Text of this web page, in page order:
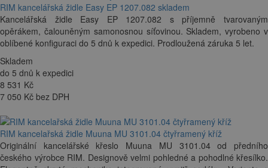
RIM kancelářská židle Easy EP 1207.082 skladem
Kancelářská židle Easy EP 1207.082 s příjemně tvarovaným
opěrákem, čalouněným samonosnou síťovinou. Skladem, vyrobeno v
oblíbené konfiguraci do 5 dnů k expedici. Prodloužená záruka 5 let.
Skladem
do 5 dnů k expedici
8 531 Kč
7 050 Kč bez DPH
RIM kancelařská židle Muuna MU 3101.04 čtyřramený kříž
Originální kancelářské křeslo Muuna MU 3101.04 od předního
českého výrobce RIM. Designově velmi pohledné a pohodlné křesílko.